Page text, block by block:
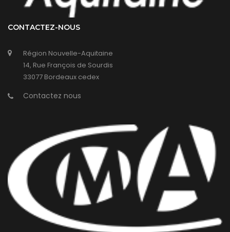
CONTACTEZ-NOUS
Région Nouvelle-Aquitaine
14, Rue François de Sourdis
33077 Bordeaux cedex
Contactez nous